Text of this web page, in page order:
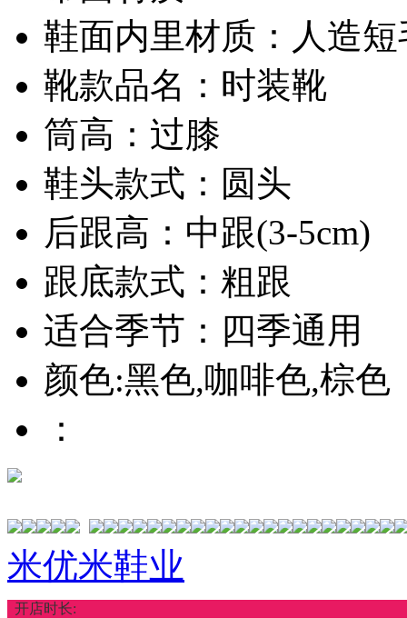
鞋面内里材质：人造短
靴款品名：时装靴
筒高：过膝
鞋头款式：圆头
后跟高：中跟(3-5cm)
跟底款式：粗跟
适合季节：四季通用
颜色:黑色,咖啡色,棕色
：
米优米鞋业
开店时长: